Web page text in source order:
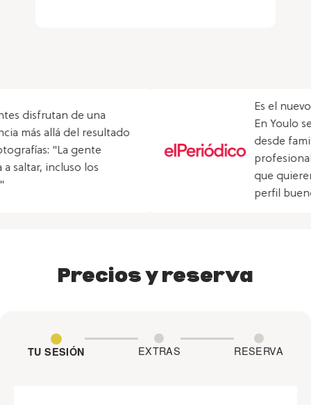
Es el nuevo plan viral de
En Youlo self portrait studio
desde familias a sacarse
profesionales hasta
que quieren encontrar cuál es
Precios y reserva
TU SESIÓN EXTRAS RESERVA